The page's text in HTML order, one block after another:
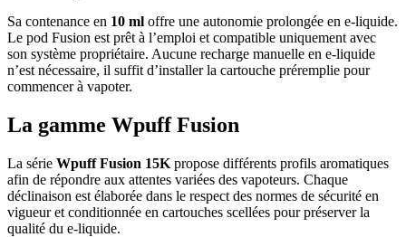
Sa contenance en 10 ml offre une autonomie prolongée en e-liquide.
Le pod Fusion est prêt à l’emploi et compatible uniquement avec
son système propriétaire. Aucune recharge manuelle en e-liquide
n’est nécessaire, il suffit d’installer la cartouche préremplie pour
commencer à vapoter.
La gamme Wpuff Fusion
La série Wpuff Fusion 15K propose différents profils aromatiques
afin de répondre aux attentes variées des vapoteurs. Chaque
déclinaison est élaborée dans le respect des normes de sécurité en
vigueur et conditionnée en cartouches scellées pour préserver la
qualité du e-liquide.